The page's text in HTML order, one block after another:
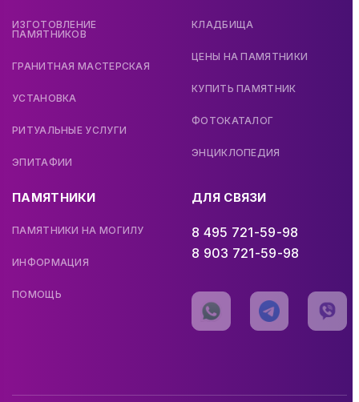
ИЗГОТОВЛЕНИЕ
ПАМЯТНИКОВ
ГРАНИТНАЯ МАСТЕРСКАЯ
УСТАНОВКА
РИТУАЛЬНЫЕ УСЛУГИ
ЭПИТАФИИ
КЛАДБИЩА
ЦЕНЫ НА ПАМЯТНИКИ
КУПИТЬ ПАМЯТНИК
ФОТОКАТАЛОГ
ЭНЦИКЛОПЕДИЯ
ПАМЯТНИКИ
ПАМЯТНИКИ НА МОГИЛУ
ИНФОРМАЦИЯ
ПОМОЩЬ
ДЛЯ СВЯЗИ
8 495 721-59-98
8 903 721-59-98